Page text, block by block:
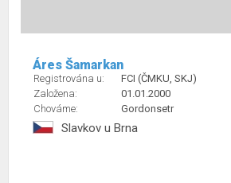
Áres Šamarkan
Registrována u:
FCI (ČMKU, SKJ)
Založena:
01.01.2000
Chováme:
Gordonsetr
Slavkov u Brna